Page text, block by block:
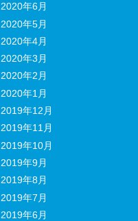
2020年6月
2020年5月
2020年4月
2020年3月
2020年2月
2020年1月
2019年12月
2019年11月
2019年10月
2019年9月
2019年8月
2019年7月
2019年6月